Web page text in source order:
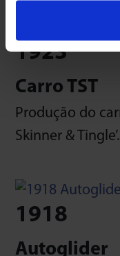
1923
Carro TST
Produção do
Skinner & Tingle’.
1918
Autoglider